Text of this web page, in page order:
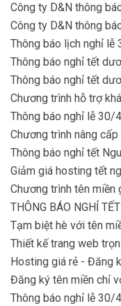
Công ty D&N thông
Công ty D&N thông
Thông báo lịch nghỉ lễ
Thông báo nghỉ tết
Thông báo nghỉ tết
Chương trình hỗ trợ
Thông báo nghỉ lễ 30/
Chương trình nâng
Thông báo nghỉ tết
Giảm giá hosting tết
Chương trình tên miền
THÔNG BÁO NGHỈ
Tạm biệt hè với tên
Thiết kế trang web
Hosting giá rẻ - Đăng
Đăng ký tên miền chỉ
Thông báo nghỉ lễ 30/